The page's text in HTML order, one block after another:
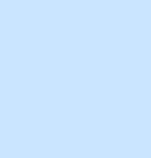
Mejla